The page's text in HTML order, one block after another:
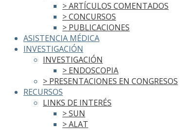
> ARTÍCULOS COMENTADOS
> CONCURSOS
> PUBLICACIONES
ASISTENCIA MÉDICA
INVESTIGACIÓN
INVESTIGACIÓN
> ENDOSCOPIA
> PRESENTACIONES EN CONGRESOS
RECURSOS
LINKS DE INTERÉS
> SUN
> ALAT